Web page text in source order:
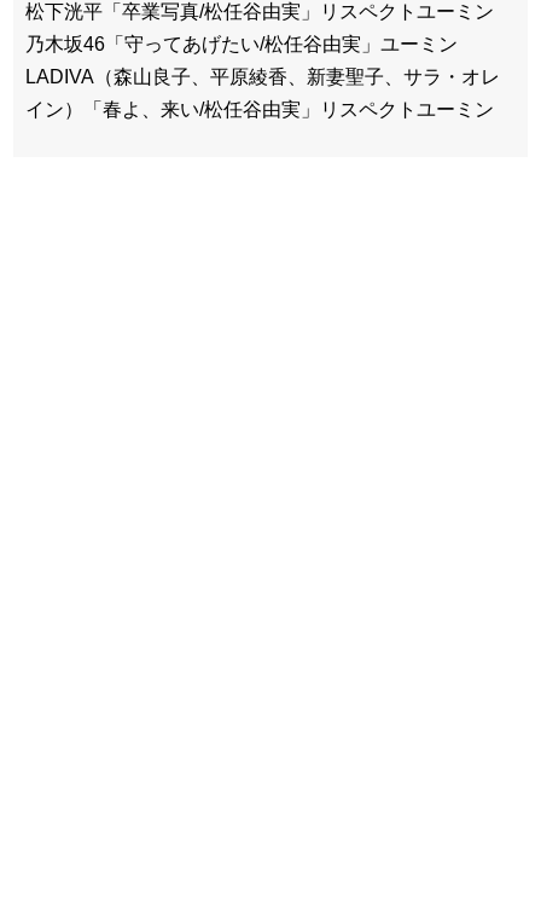
松下洸平「卒業写真/松任谷由実」リスペクトユーミン
乃木坂46「守ってあげたい/松任谷由実」ユーミン
LADIVA（森山良子、平原綾香、新妻聖子、サラ・オレ
イン）「春よ、来い/松任谷由実」リスペクトユーミン